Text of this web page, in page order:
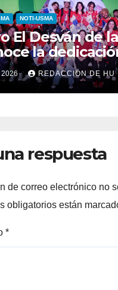
NOTI-USMA
El Desván de
la
en su
2026 REDACCIÓN DE HU
respuesta
de correo electrónico no
obligatorios están
*